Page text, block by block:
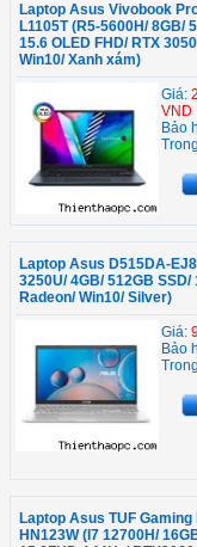
Laptop Asus Vivobook
L1105T (R5-5600H/ 8GB/
15.6 OLED FHD/ RTX
Win10/ Xanh xám)
Giá:
VND
Bảo
Laptop Asus D515DA-
3250U/ 4GB/ 512GB SSD/
Radeon/ Win10/ Silver)
Giá:
Bảo
Laptop Asus TUF Gaming
HN123W (I7 12700H/